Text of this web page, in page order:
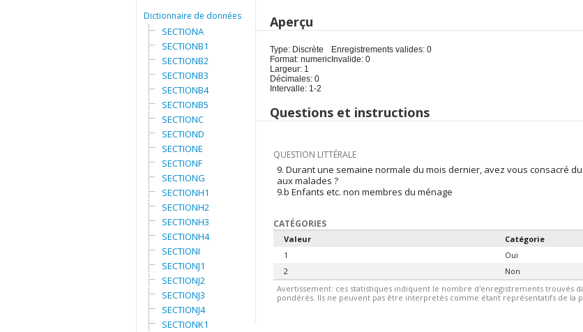
Dictionnaire de données
SECTIONA
SECTIONB1
SECTIONB2
SECTIONB3
SECTIONB4
SECTIONB5
SECTIONC
SECTIOND
SECTIONE
SECTIONF
SECTIONG
SECTIONH1
SECTIONH2
SECTIONH3
SECTIONH4
SECTIONI
SECTIONJ1
SECTIONJ2
SECTIONJ3
SECTIONJ4
SECTIONK1
Aperçu
Type: Discrète
Format: numeric
Largeur: 1
Décimales: 0
Intervalle: 1-2
Enregistrements valides: 0
Invalide: 0
Questions et instructions
QUESTION LITTÉRALE
9. Durant une semaine normale du mois dernier, avez vous consacré
aux malades ?
9.b Enfants etc. non membres du ménage
CATÉGORIES
Valeur
Catégorie
1
Oui
2
Non
Avertissement: ces statistiques indiquent le nombre d'enregistrements trouvés
pondérés. Ils ne peuvent pas être interpretés comme étant représentatifs de la